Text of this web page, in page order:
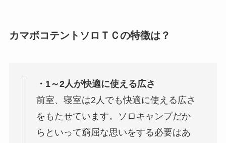
カマボコテントソロＴＣの特徴は？
・1～2人が快適に使える広さ
前室、寝室は2人でも快適に使える広さ
をもたせています。ソロキャンプだか
らといって窮屈な思いをする必要はあ